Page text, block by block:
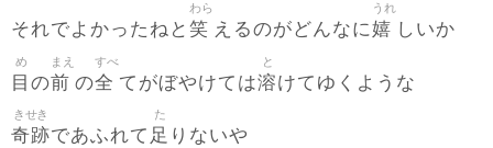
それでよかったねと 笑
わら
えるのがどんなに嬉
うれ
しいか
目
め
の前
まえ
の全
すべ
てがぼやけては溶
と
けてゆくような
奇跡
きせき
であふれて 足
た
りないや